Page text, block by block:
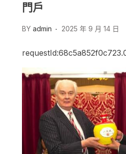
門戶
BY admin 2025 年 9 月 14 日